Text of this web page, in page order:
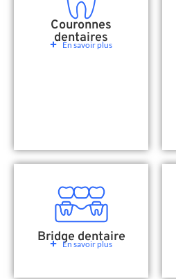
Couronnes
dentaires
En savoir plus
Bridge dentaire
En savoir plus